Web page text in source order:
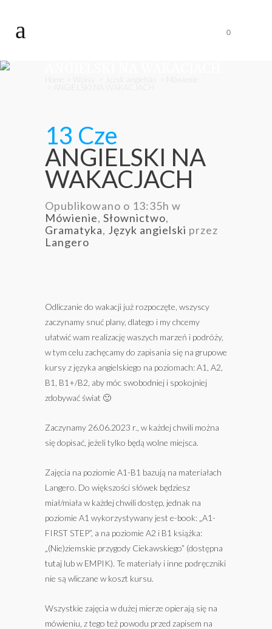
0
13 Cze
ANGIELSKI NA
WAKACJACH
Opublikowano o 13:35h w
Mówienie, Słownictwo,
Gramatyka, Język angielski przez
Langero
Odliczanie do wakacji już rozpoczęte, wszyscy
zaczynamy snuć plany, dlatego i my chcemy
ułatwić wam realizację waszych marzeń i podróży,
w tym celu zachęcamy do zapisania się na grupowe
kursy z języka angielskiego na poziomach: A1, A2,
B1, B1+/B2, aby móc swobodniej i spokojniej
zdobywać świat 🙂
Zaczynamy 26.06.2023 r., w każdej chwili można
się dopisać, jeżeli tylko będą wolne miejsca.
Zajęcia na poziomie A1-B1 bazują na materiałach
Langero. Do większości słówek będziesz
miał/miała w każdej chwili dostęp, jednak na
poziomie A1 wykorzystywany jest e-book: „A1-
FIRST STEP”, a na poziomie A2 i B1 książka:
„(Nie)ziemskie przygody Ciekawskiego” (dostępna
tutaj lub w EMPIK). Te materiały i inne podręczniki
nie są wliczane w koszt kursu.
Wszystkie zajęcia w dużej mierze opierają się na
mówieniu, z tego też powodu przed zapisem na